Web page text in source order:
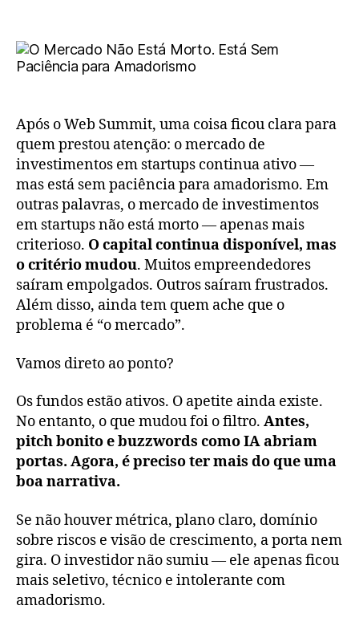
Após o Web Summit, uma coisa ficou clara para
quem prestou atenção: o mercado de
investimentos em startups continua ativo —
mas está sem paciência para amadorismo. Em
outras palavras, o mercado de investimentos
em startups não está morto — apenas mais
criterioso. O capital continua disponível, mas
o critério mudou. Muitos empreendedores
saíram empolgados. Outros saíram frustrados.
Além disso, ainda tem quem ache que o
problema é “o mercado”.
Vamos direto ao ponto?
Os fundos estão ativos. O apetite ainda existe.
No entanto, o que mudou foi o filtro. Antes,
pitch bonito e buzzwords como IA abriam
portas. Agora, é preciso ter mais do que uma
boa narrativa.
Se não houver métrica, plano claro, domínio
sobre riscos e visão de crescimento, a porta nem
gira. O investidor não sumiu — ele apenas ficou
mais seletivo, técnico e intolerante com
amadorismo.